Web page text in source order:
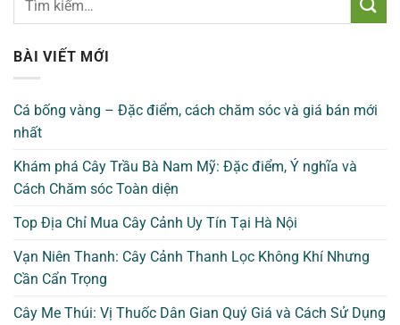
BÀI VIẾT MỚI
Cá bống vàng – Đặc điểm, cách chăm sóc và giá bán mới
nhất
Khám phá Cây Trầu Bà Nam Mỹ: Đặc điểm, Ý nghĩa và
Cách Chăm sóc Toàn diện
Top Địa Chỉ Mua Cây Cảnh Uy Tín Tại Hà Nội
Vạn Niên Thanh: Cây Cảnh Thanh Lọc Không Khí Nhưng
Cần Cẩn Trọng
Cây Me Thúi: Vị Thuốc Dân Gian Quý Giá và Cách Sử Dụng